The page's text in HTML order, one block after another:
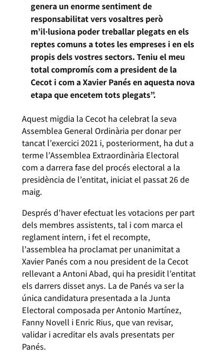
genera un enorme sentiment de
responsabilitat vers vosaltres però
m’il·lusiona poder treballar plegats en els
reptes comuns a totes les empreses i en els
propis dels vostres sectors. Teniu el meu
total compromís com a president de la
Cecot i com a Xavier Panés en aquesta nova
etapa que encetem tots plegats”.
Aquest migdia la Cecot ha celebrat la seva
Assemblea General Ordinària per donar per
tancat l’exercici 2021 i, posteriorment, ha dut a
terme l’Assemblea Extraordinària Electoral
com a darrera fase del procés electoral a la
presidència de l’entitat, iniciat el passat 26 de
maig.
Després d’haver efectuat les votacions per part
dels membres assistents, tal i com marca el
reglament intern, i fet el recompte,
l’assemblea ha proclamat per unanimitat a
Xavier Panés com a nou president de la Cecot
rellevant a Antoni Abad, qui ha presidit l’entitat
els darrers disset anys. La de Panés va ser la
única candidatura presentada a la Junta
Electoral composada per Antonio Martínez,
Fanny Novell i Enric Rius, que van revisar,
validar i acreditar els avals presentats per
Panés.